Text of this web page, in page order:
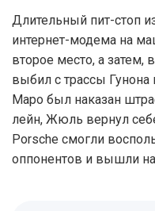
Длительный пит-стоп
интернет-модема на
второе место, а затем,
выбил с трассы Гунона
Маро был наказан
лейн, Жюль вернул
Porsche смогли
оппонентов и вышли